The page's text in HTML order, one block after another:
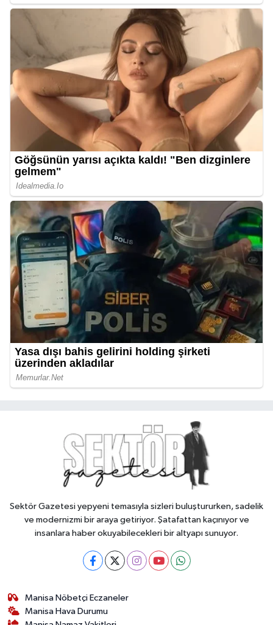
Sektör Gazetesi yepyeni temasıyla sizleri buluştururken, sadelik
ve modernizmi bir araya getiriyor. Şatafattan kaçınıyor ve
insanlara haber okuyabilecekleri bir altyapı sunuyor.
Manisa Nöbetçi Eczaneler
Manisa Hava Durumu